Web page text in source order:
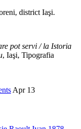
district Iaşi.
pot servi / la Istoria
, Iaşi, Tipografia
Apr 13